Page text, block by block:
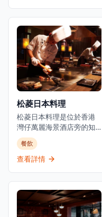
花板，營造出優雅的用餐
和飲酒氛圍。以日式融合
料理聞名，Room 3提供晚
餐服務，專注於燒烤類食
品和酒吧美食，是本地人
和遊客的熱門目的地。這
家establishment既是餐廳
地帶提供精緻的都市用餐
體驗。
松菱日本料理
松菱日本料理是位於香港
灣仔萬麗海景酒店旁的知
名餐廳，是體驗正宗日式
鐵板燒的頂級選擇。餐廳
以精緻的傳統日本料理和
燒宴席已有超過35年的歷
史，深受本地食客和遊客
喜愛。位於灣仔會議展覽
餐飲
查看詳情